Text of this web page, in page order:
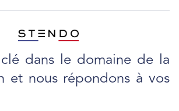
clé dans le domaine de la
et nous répondons à vos